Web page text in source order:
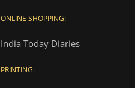
ONLINE SHOPPING:
India Today Diaries
PRINTING: